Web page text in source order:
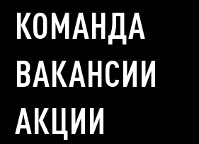
КОМАНДА
ВАКАНСИИ
АКЦИИ